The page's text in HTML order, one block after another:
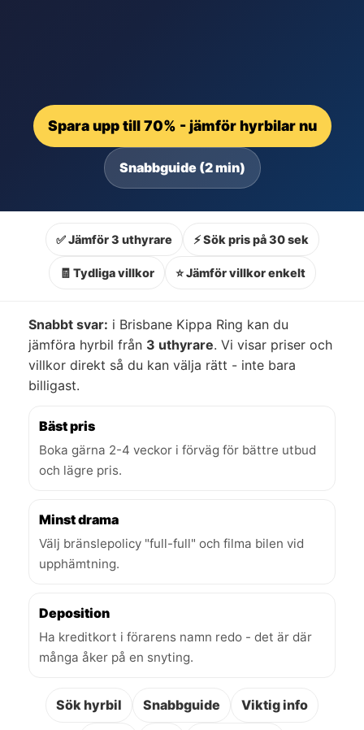
Spara upp till 70% - jämför hyrbilar nu
Snabbguide (2 min)
✅ Jämför 3 uthyrare ⚡ Sök pris på 30 sek
🧾 Tydliga villkor ⭐ Jämför villkor enkelt
Snabbt svar: i Brisbane Kippa Ring kan du
jämföra hyrbil från 3 uthyrare. Vi visar priser och
villkor direkt så du kan välja rätt - inte bara
billigast.
Bäst pris
Boka gärna 2-4 veckor i förväg för bättre utbud
och lägre pris.
Minst drama
Välj bränslepolicy "full-full" och filma bilen vid
upphämtning.
Deposition
Ha kreditkort i förarens namn redo - det är där
många åker på en snyting.
Sök hyrbil Snabbguide Viktig info